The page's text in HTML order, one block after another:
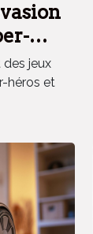
des jeux
héros et